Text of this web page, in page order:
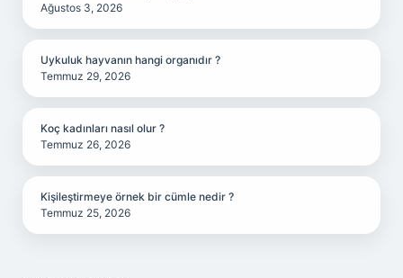
Ağustos 3, 2026
Uykuluk hayvanın hangi organıdır ?
Temmuz 29, 2026
Koç kadınları nasıl olur ?
Temmuz 26, 2026
Kişileştirmeye örnek bir cümle nedir ?
Temmuz 25, 2026